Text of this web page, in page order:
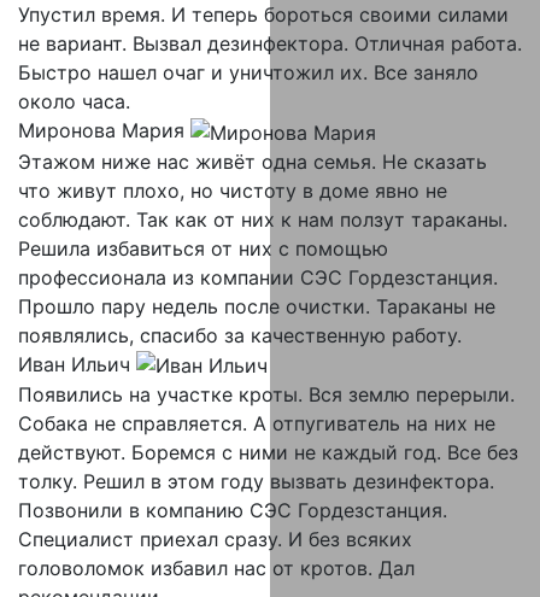
Упустил время. И теперь бороться своими силами
не вариант. Вызвал дезинфектора. Отличная работа.
Быстро нашел очаг и уничтожил их. Все заняло
около часа.
Миронова Мария
Этажом ниже нас живёт одна семья. Не сказать
что живут плохо, но чистоту в доме явно не
соблюдают. Так как от них к нам ползут тараканы.
Решила избавиться от них с помощью
профессионала из компании СЭС Гордезстанция.
Прошло пару недель после очистки. Тараканы не
появлялись, спасибо за качественную работу.
Иван Ильич
Появились на участке кроты. Вся землю перерыли.
Собака не справляется. А отпугиватель на них не
действуют. Боремся с ними не каждый год. Все без
толку. Решил в этом году вызвать дезинфектора.
Позвонили в компанию СЭС Гордезстанция.
Специалист приехал сразу. И без всяких
головоломок избавил нас от кротов. Дал